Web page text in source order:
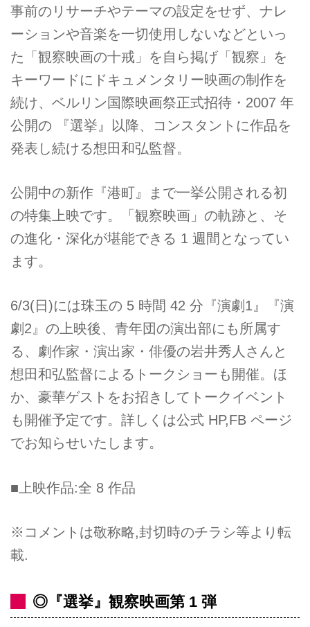
事前のリサーチやテーマの設定をせず、ナレ
ーションや音楽を一切使用しないなどといっ
た「観察映画の十戒」を自ら掲げ「観察」を
キーワードにドキュメンタリー映画の制作を
続け、ベルリン国際映画祭正式招待・2007 年
公開の 『選挙』以降、コンスタントに作品を
発表し続ける想田和弘監督。
公開中の新作『港町』まで一挙公開される初
の特集上映です。「観察映画」の軌跡と、そ
の進化・深化が堪能できる 1 週間となってい
ます。
6/3(日)には珠玉の 5 時間 42 分『演劇1』『演
劇2』の上映後、青年団の演出部にも所属す
る、劇作家・演出家・俳優の岩井秀人さんと
想田和弘監督によるトークショーも開催。ほ
か、豪華ゲストをお招きしてトークイベント
も開催予定です。詳しくは公式 HP,FB ページ
でお知らせいたします。
■上映作品:全 8 作品
※コメントは敬称略,封切時のチラシ等より転
載.
◎『選挙』観察映画第 1 弾